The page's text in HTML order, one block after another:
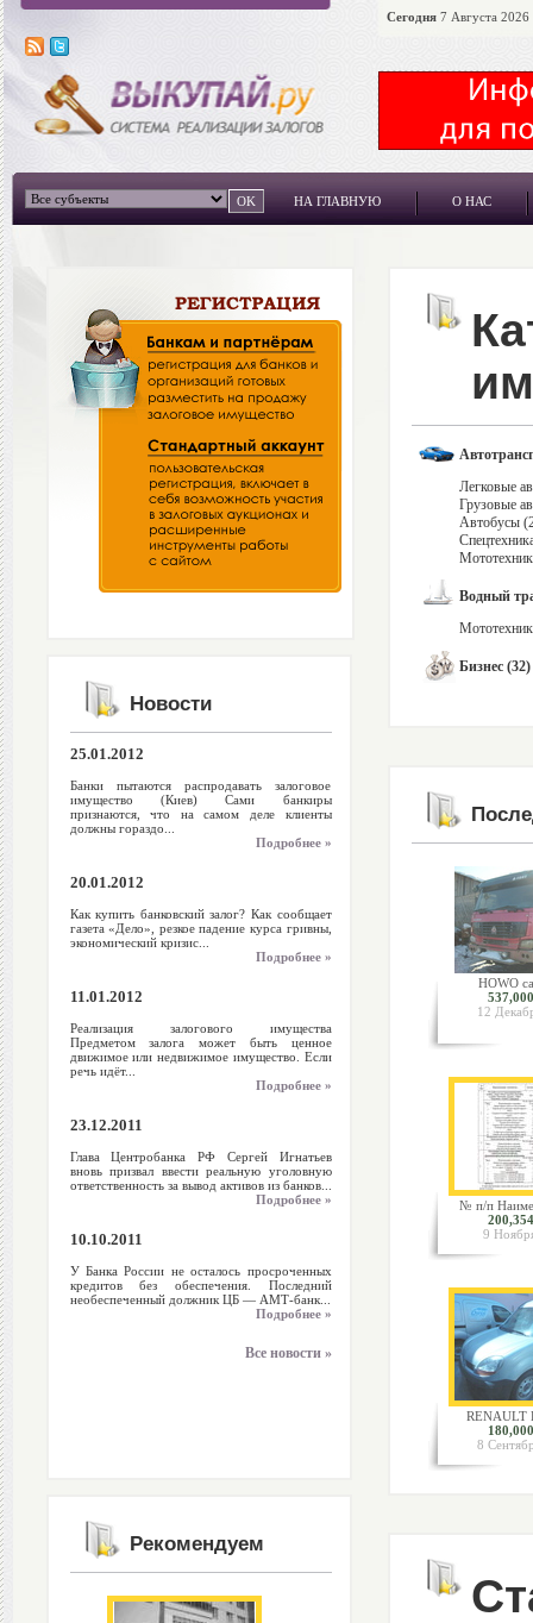
Сегодня7 Августа 2026
НА ГЛАВНУЮ О НАС
Новости
25.01.2012
Банки пытаются распродавать залоговое
имущество (Киев) Сами банкиры
признаются, что на самом деле клиенты
должны гораздо...
Подробнее »
20.01.2012
Как купить банковский залог? Как сообщает
газета «Дело», резкое падение курса гривны,
экономический кризис...
Подробнее »
11.01.2012
Реализация залогового имущества
Предметом залога может быть ценное
движимое или недвижимое имущество. Если
речь идёт...
Подробнее »
23.12.2011
Глава Центробанка РФ Сергей Игнатьев
вновь призвал ввести реальную уголовную
ответственность за вывод активов из банков...
Подробнее »
10.10.2011
У Банка России не осталось просроченных
кредитов без обеспечения. Последний
необеспеченный должник ЦБ — АМТ-банк...
Подробнее »
Все новости »
Рекомендуем
Легковые
Грузовые
Автобусы
Водный
Бизнес (32)
HOWO
12
№ п/п
9
RENAULT
8